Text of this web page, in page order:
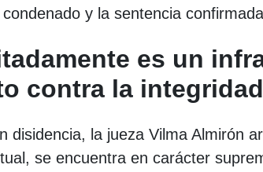
y la sentencia
es un
contra la
disidencia, la jueza Vilma Almirón
se encuentra en carácter